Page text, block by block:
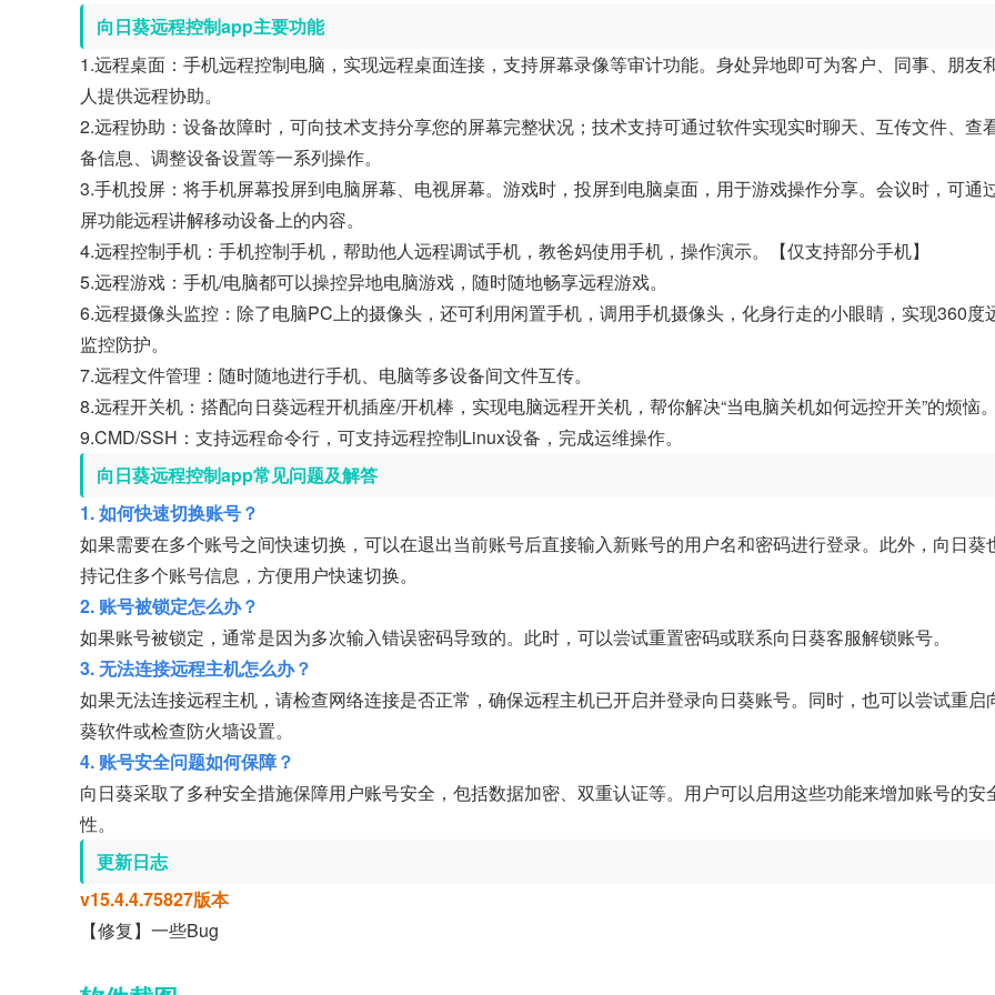
向日葵远程控制app主要功能
1.远程桌面：手机远程控制电脑，实现远程桌面连接，支持屏幕录像等审计功能。身处异地即可为客户、同事、朋友
人提供远程协助。
2.远程协助：设备故障时，可向技术支持分享您的屏幕完整状况；技术支持可通过软件实现实时聊天、互传文件、查
备信息、调整设备设置等一系列操作。
3.手机投屏：将手机屏幕投屏到电脑屏幕、电视屏幕。游戏时，投屏到电脑桌面，用于游戏操作分享。会议时，可通
屏功能远程讲解移动设备上的内容。
4.远程控制手机：手机控制手机，帮助他人远程调试手机，教爸妈使用手机，操作演示。【仅支持部分手机】
5.远程游戏：手机/电脑都可以操控异地电脑游戏，随时随地畅享远程游戏。
6.远程摄像头监控：除了电脑PC上的摄像头，还可利用闲置手机，调用手机摄像头，化身行走的小眼睛，实现360度
监控防护。
7.远程文件管理：随时随地进行手机、电脑等多设备间文件互传。
8.远程开关机：搭配向日葵远程开机插座/开机棒，实现电脑远程开关机，帮你解决“当电脑关机如何远控开关”的烦恼。
9.CMD/SSH：支持远程命令行，可支持远程控制Linux设备，完成运维操作。
向日葵远程控制app常见问题及解答
1. 如何快速切换账号？
如果需要在多个账号之间快速切换，可以在退出当前账号后直接输入新账号的用户名和密码进行登录。此外，向日葵
持记住多个账号信息，方便用户快速切换。
2. 账号被锁定怎么办？
如果账号被锁定，通常是因为多次输入错误密码导致的。此时，可以尝试重置密码或联系向日葵客服解锁账号。
3. 无法连接远程主机怎么办？
如果无法连接远程主机，请检查网络连接是否正常，确保远程主机已开启并登录向日葵账号。同时，也可以尝试重启
葵软件或检查防火墙设置。
4. 账号安全问题如何保障？
向日葵采取了多种安全措施保障用户账号安全，包括数据加密、双重认证等。用户可以启用这些功能来增加账号的安
性。
更新日志
v15.4.4.75827版本
【修复】一些Bug